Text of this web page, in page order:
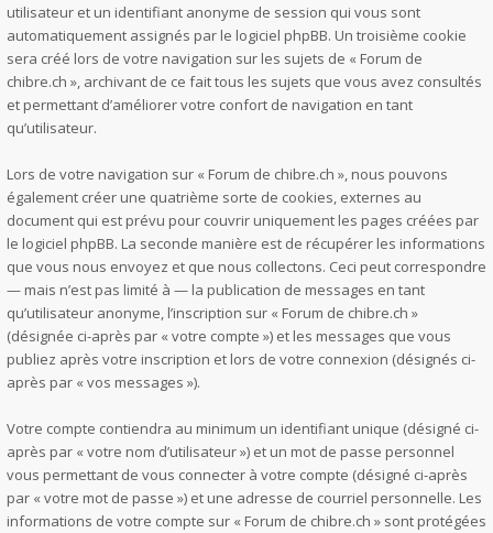
utilisateur et un identifiant anonyme de session qui vous sont
automatiquement assignés par le logiciel phpBB. Un troisième cookie
sera créé lors de votre navigation sur les sujets de « Forum de
chibre.ch », archivant de ce fait tous les sujets que vous avez consultés
et permettant d’améliorer votre confort de navigation en tant
qu’utilisateur.
Lors de votre navigation sur « Forum de chibre.ch », nous pouvons
également créer une quatrième sorte de cookies, externes au
document qui est prévu pour couvrir uniquement les pages créées par
le logiciel phpBB. La seconde manière est de récupérer les informations
que vous nous envoyez et que nous collectons. Ceci peut correspondre
— mais n’est pas limité à — la publication de messages en tant
qu’utilisateur anonyme, l’inscription sur « Forum de chibre.ch »
(désignée ci-après par « votre compte ») et les messages que vous
publiez après votre inscription et lors de votre connexion (désignés ci-
après par « vos messages »).
Votre compte contiendra au minimum un identifiant unique (désigné ci-
après par « votre nom d’utilisateur ») et un mot de passe personnel
vous permettant de vous connecter à votre compte (désigné ci-après
par « votre mot de passe ») et une adresse de courriel personnelle. Les
informations de votre compte sur « Forum de chibre.ch » sont protégées